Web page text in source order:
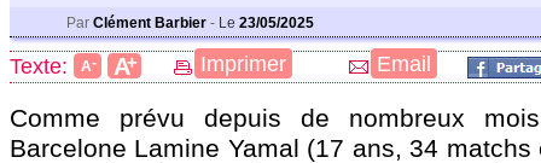
Par Clément Barbier - Le 23/05/2025
Texte: A- A+ Imprimer Email
Comme prévu depuis de nombreux
Barcelone Lamine Yamal (17 ans, 34